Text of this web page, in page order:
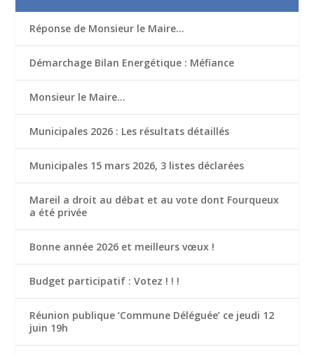
Réponse de Monsieur le Maire…
Démarchage Bilan Energétique : Méfiance
Monsieur le Maire…
Municipales 2026 : Les résultats détaillés
Municipales 15 mars 2026, 3 listes déclarées
Mareil a droit au débat et au vote dont Fourqueux
a été privée
Bonne année 2026 et meilleurs vœux !
Budget participatif : Votez ! ! !
Réunion publique ‘Commune Déléguée’ ce jeudi 12
juin 19h